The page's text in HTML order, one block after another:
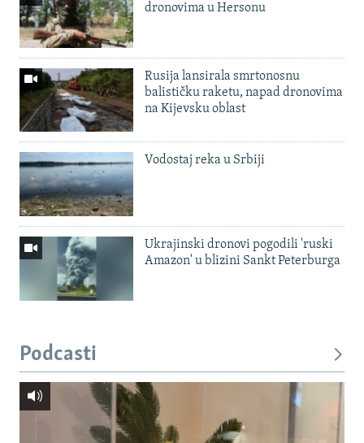
dronovima u Hersonu
Rusija lansirala smrtonosnu
balističku raketu, napad dronovima
na Kijevsku oblast
Vodostaj reka u Srbiji
Ukrajinski dronovi pogodili 'ruski
Amazon' u blizini Sankt Peterburga
Podcasti